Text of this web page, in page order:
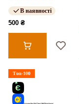
В наявності
500 ₴
Топ-100